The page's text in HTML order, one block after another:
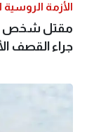
الأزمة الروسية
مقتل شخص
جراء القصف